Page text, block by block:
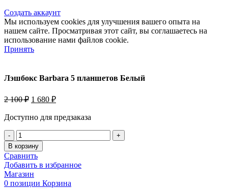
Создать аккаунт
Мы используем cookies для улучшения вашего опыта на
нашем сайте. Просматривая этот сайт, вы соглашаетесь на
использование нами файлов cookie.
Принять
Лэшбокс Barbara 5 планшетов Белый
2 100₽ Первоначальная
составляла
1 680 ₽
1
Доступно для предзаказа
Количество
товара
Лэшбокс
Barbara
5
планшетов
В корзину
Сравнить
Добавить в избранное
Магазин
0 позиции Корзина